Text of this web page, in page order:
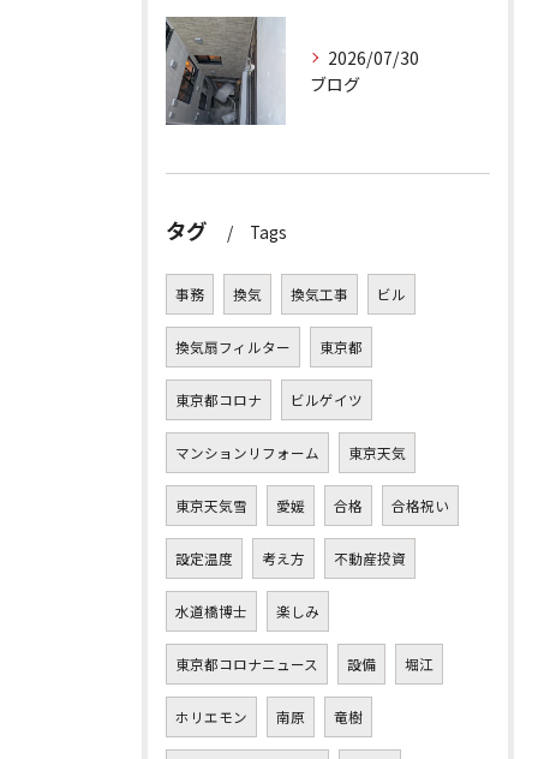
2026/07/30
ブログ
タグ Tags
事務 換気 換気工事 ビル
換気扇フィルター 東京都
東京都コロナ ビルゲイツ
マンションリフォーム 東京天気
東京天気雪 愛媛 合格 合格祝い
設定温度 考え方 不動産投資
水道橋博士 楽しみ
東京都コロナニュース 設備 堀江
ホリエモン 南原 竜樹